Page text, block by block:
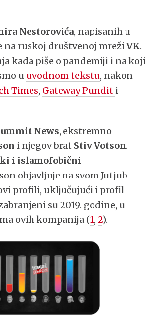
Nestorovića, napisanih u
na ruskoj društvenoj mrežiVK.
kada piše o pandemiji i na koji
u uvodnom tekstu, nakon
Times, Gateway Pundit i
News, ekstremno
i njegov brat Stiv Votson.
i islamofobični
objavljuje na svom Jutjub
profili, uključujući i profil
su 2019. godine, u
ovih kompanija (1,2).